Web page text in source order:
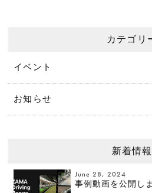
カテゴリ
イベント
お知らせ
新着情報
June 28, 2024
事例動画を公開し